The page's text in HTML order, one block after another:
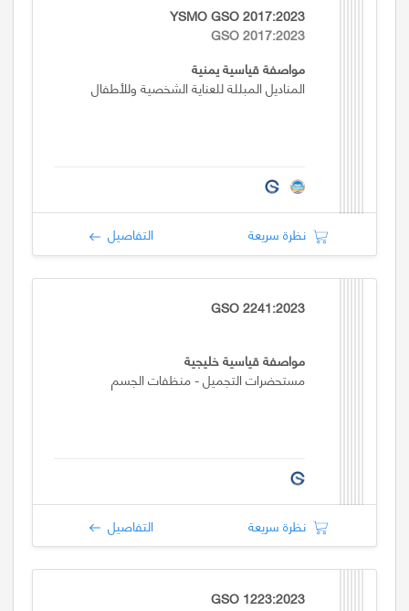
YSMO GSO 2017:2023
GSO 2017:2023
مواصفة قياسية يمنية
المناديل المبللة للعناية الشخصية وللأطفال
نظرة سريعة التفاصيل
GSO 2241:2023
مواصفة قياسية خليجية
مستحضرات التجميل - منظفات الجسم
نظرة سريعة التفاصيل
GSO 1223:2023